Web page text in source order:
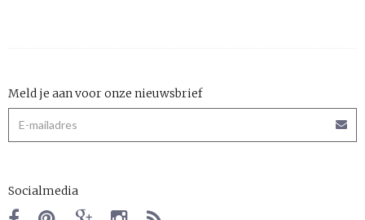
Meld je aan voor onze nieuwsbrief
Socialmedia